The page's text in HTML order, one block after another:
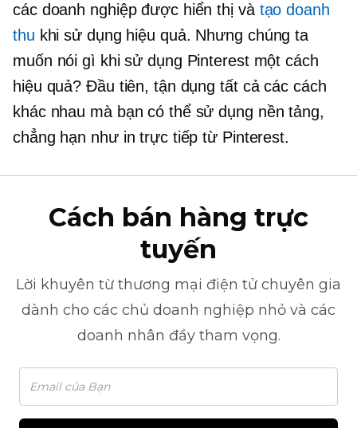
các doanh nghiệp được hiển thị và tạo doanh
thu khi sử dụng hiệu quả. Nhưng chúng ta
muốn nói gì khi sử dụng Pinterest một cách
hiệu quả? Đầu tiên, tận dụng tất cả các cách
khác nhau mà bạn có thể sử dụng nền tảng,
chẳng hạn như in trực tiếp từ Pinterest.
Cách bán hàng trực
tuyến
Lời khuyên từ thương mại điện tử chuyên gia
dành cho các chủ doanh nghiệp nhỏ và các
doanh nhân đầy tham vọng.